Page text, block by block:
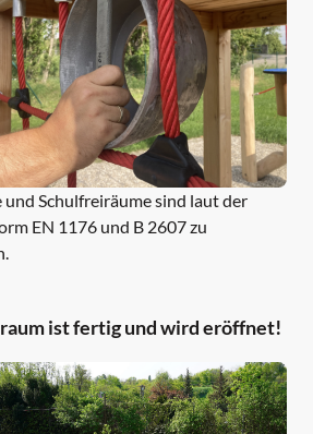
und Schulfreiräume sind laut der
EN 1176 und B 2607 zu
ist fertig und wird eröffnet!